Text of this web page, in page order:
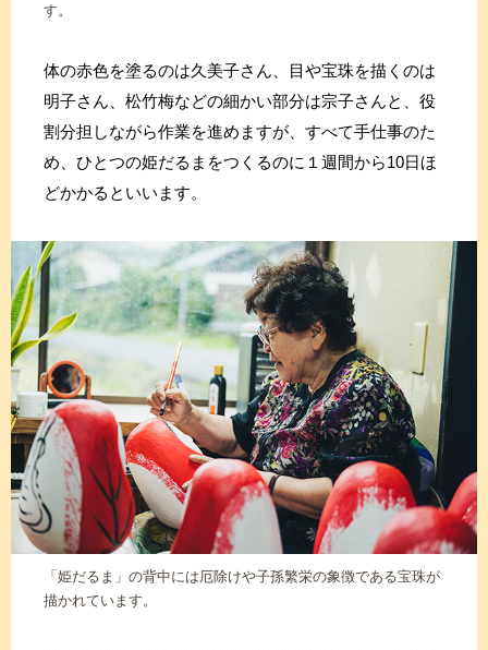
す。
体の赤色を塗るのは久美子さん、目や宝珠を描くのは
明子さん、松竹梅などの細かい部分は宗子さんと、役
割分担しながら作業を進めますが、すべて手仕事のた
め、ひとつの姫だるまをつくるのに１週間から10日ほ
どかかるといいます。
「姫だるま」の背中には厄除けや子孫繁栄の象徴である宝珠が
描かれています。